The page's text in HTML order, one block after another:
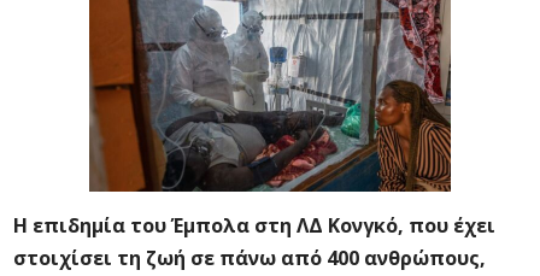
Η επιδημία του Έμπολα στη ΛΔ Κονγκό, που έχει
στοιχίσει τη ζωή σε πάνω από 400 ανθρώπους,